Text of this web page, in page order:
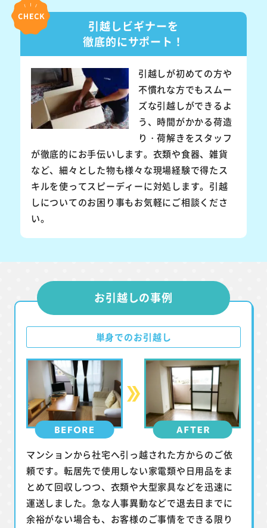
引越しビギナーを
徹底的にサポート！
引越しが初めての方や
不慣れな方でもスムー
ズな引越しができるよ
う、時間がかかる荷造
り・荷解きをスタッフ
が徹底的にお手伝いします。衣類や食器、雑貨
など、細々とした物も様々な現場経験で得たス
キルを使ってスピーディーに対処します。引越
しについてのお困り事もお気軽にご相談くださ
い。
お引越しの事例
単身でのお引越し
マンションから社宅へ引っ越された方からのご依
頼です。転居先で使用しない家電類や日用品をま
とめて回収しつつ、衣類や大型家具などを迅速に
運送しました。急な人事異動などで退去日までに
余裕がない場合も、お客様のご事情をできる限り